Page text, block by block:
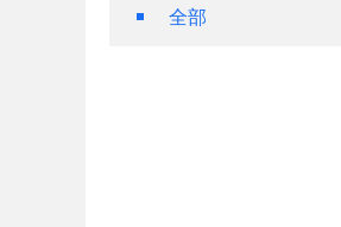
全部